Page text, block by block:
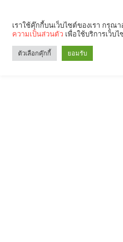
เราใช้คุ๊กกี้บนเว็บไซต์ของเรา กรุณ
ความเป็นส่วนตัว เพื่อใช้บริการเว็บไ
ตัวเลือกคุ๊กกี้ ยอมรับ